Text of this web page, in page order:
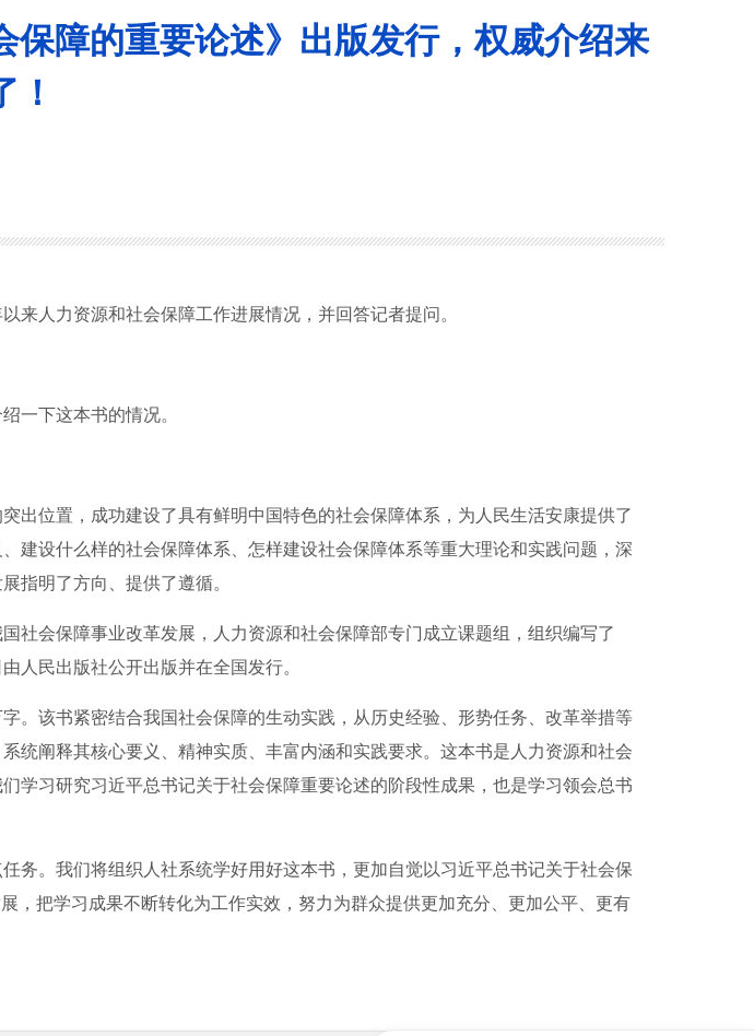
保障的重要论述》出版发行，权威介绍来
！
人力资源和社会保障工作进展情况，并回答记者提问。
一下这本书的情况。
位置，成功建设了具有鲜明中国特色的社会保障体系，为人民生活安康提供了
建设什么样的社会保障体系、怎样建设社会保障体系等重大理论和实践问题，深
指明了方向、提供了遵循。
会保障事业改革发展，人力资源和社会保障部专门成立课题组，组织编写了
人民出版社公开出版并在全国发行。
该书紧密结合我国社会保障的生动实践，从历史经验、形势任务、改革举措等
统阐释其核心要义、精神实质、丰富内涵和实践要求。这本书是人力资源和社会
学习研究习近平总书记关于社会保障重要论述的阶段性成果，也是学习领会总书
。我们将组织人社系统学好用好这本书，更加自觉以习近平总书记关于社会保
，把学习成果不断转化为工作实效，努力为群众提供更加充分、更加公平、更有